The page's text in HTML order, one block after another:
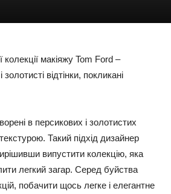
колекції макіяжу Tom Ford –
відтінки, покликані
в персикових і золотистих
Такий підхід дизайнер
випустити колекцію, яка
легкий загар. Серед буйства
побачити щось легке і елегантне